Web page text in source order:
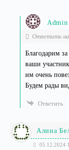
Admin
Ответить на
Благодарим
ваши
им очень
Будем рады
Ответить
Алина
05.12.2024